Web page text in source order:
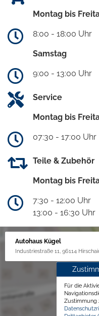
Montag bis
8:00 - 18:00 Uhr
Samstag
9:00 - 13:00 Uhr
Service
Montag bis
07:30 - 17:00 Uhr
Teile & Zubehör
Montag bis
7:30 - 12:00 Uhr
13:00 - 16:30 Uhr
Autohaus Kügel
Industriestraße 11, 96114
Für die
Zustimmung